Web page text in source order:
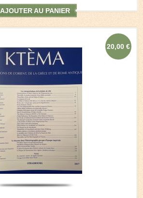
AJOUTER AU PANIER
20,00 €